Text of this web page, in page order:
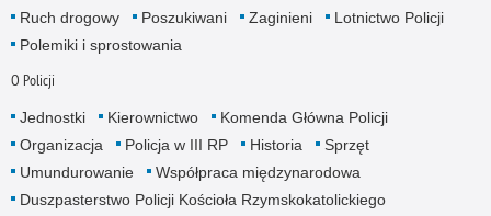
Ruch drogowy
Poszukiwani Zaginieni
Lotnictwo Policji
Polemiki i sprostowania
O Policji
Jednostki Kierownictwo
Komenda Główna Policji
Organizacja
Policja w III RP Historia
Sprzęt
Umundurowanie
Współpraca międzynarodowa
Duszpasterstwo Policji Kościoła Rzymskokatolickiego